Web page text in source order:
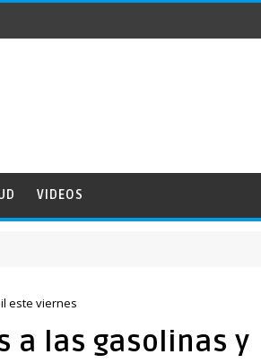
VIDEOS
este viernes
a las gasolinas y